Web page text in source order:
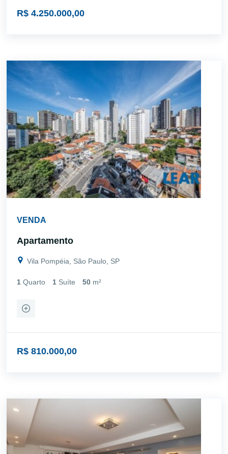
R$ 4.250.000,00
VENDA
Apartamento
Vila Pompéia, São Paulo, SP
1 Quarto 1 Suíte 50 m²
R$ 810.000,00